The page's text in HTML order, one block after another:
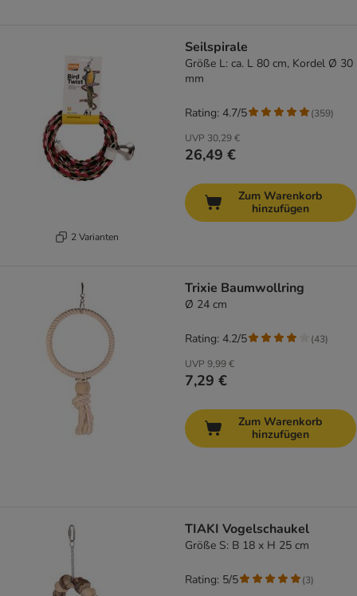
2 Varianten
Seilspirale
Größe L: ca. L 80 cm, Kordel Ø 30
mm
UVP 30,29 €
26,49 €
Rating: 4.7/5 (359)
Zum Warenkorb
hinzufügen
Trixie Baumwollring
Ø 24 cm
UVP 9,99 €
7,29 €
Rating: 4.2/5 (43)
Zum Warenkorb
hinzufügen
TIAKI Vogelschaukel
Größe S: B 18 x H 25 cm
Rating: 5/5 (3)